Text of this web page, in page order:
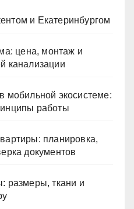
и Екатеринбургом
цена, монтаж и
канализации
мобильной экосистеме:
работы
планировка,
документов
размеры, ткани и